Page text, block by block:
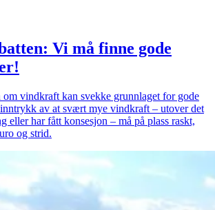
Vi må finne gode
om vindkraft kan svekke grunnlaget for gode
av at svært mye vindkraft – utover det
eller har fått konsesjon – må på plass raskt,
og strid.